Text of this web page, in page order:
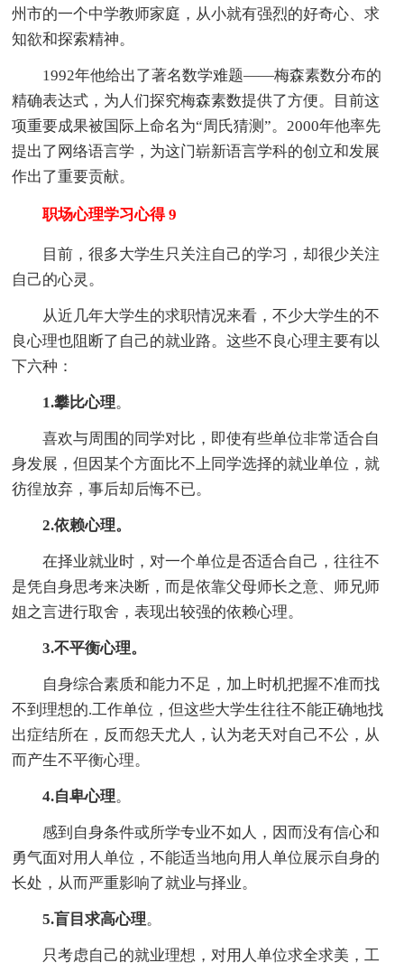
州市的一个中学教师家庭，从小就有强烈的好奇心、求
知欲和探索精神。
1992年他给出了著名数学难题——梅森素数分布的
精确表达式，为人们探究梅森素数提供了方便。目前这
项重要成果被国际上命名为“周氏猜测”。2000年他率先
提出了网络语言学，为这门崭新语言学科的创立和发展
作出了重要贡献。
职场心理学习心得 9
目前，很多大学生只关注自己的学习，却很少关注
自己的心灵。
从近几年大学生的求职情况来看，不少大学生的不
良心理也阻断了自己的就业路。这些不良心理主要有以
下六种：
1.攀比心理。
喜欢与周围的同学对比，即使有些单位非常适合自
身发展，但因某个方面比不上同学选择的就业单位，就
彷徨放弃，事后却后悔不已。
2.依赖心理。
在择业就业时，对一个单位是否适合自己，往往不
是凭自身思考来决断，而是依靠父母师长之意、师兄师
姐之言进行取舍，表现出较强的依赖心理。
3.不平衡心理。
自身综合素质和能力不足，加上时机把握不准而找
不到理想的.工作单位，但这些大学生往往不能正确地找
出症结所在，反而怨天尤人，认为老天对自己不公，从
而产生不平衡心理。
4.自卑心理。
感到自身条件或所学专业不如人，因而没有信心和
勇气面对用人单位，不能适当地向用人单位展示自身的
长处，从而严重影响了就业与择业。
5.盲目求高心理。
只考虑自己的就业理想，对用人单位求全求美，工